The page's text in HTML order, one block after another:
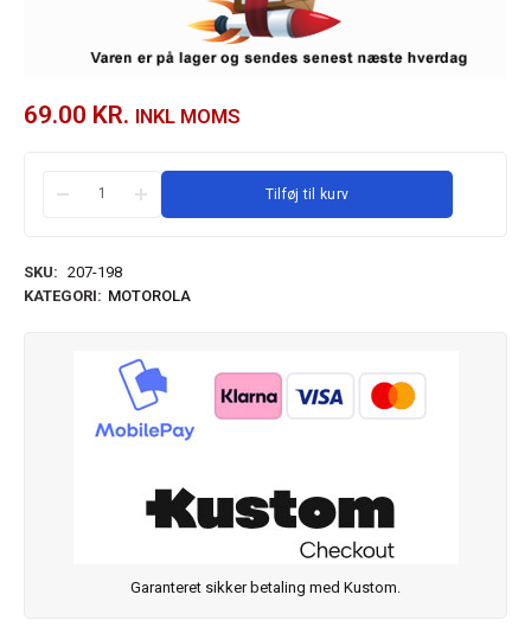
69.00 KR. INKL MOMS
Tilføj til kurv
SKU: 207-198
KATEGORI: MOTOROLA
Garanteret sikker betaling med Kustom.